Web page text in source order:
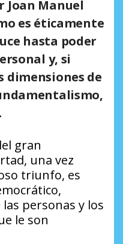
Joan Manuel
es éticamente
hasta poder
y, si
dimensiones de
gran
una vez
triunfo, es
personas y los
le son